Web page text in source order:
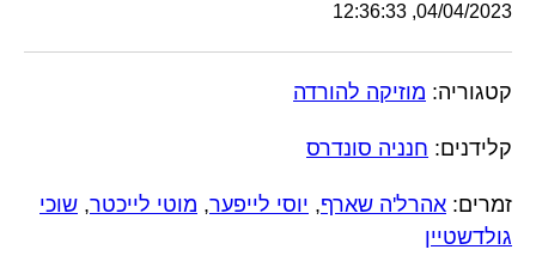
04/04/2023, 12:36:33
קטגוריה: מוזיקה להורדה
קלידנים: חנניה סונדרס
זמרים: אהרל'ה שארף, יוסי לייפער, מוטי לייכטר, שוכי
גולדשטיין